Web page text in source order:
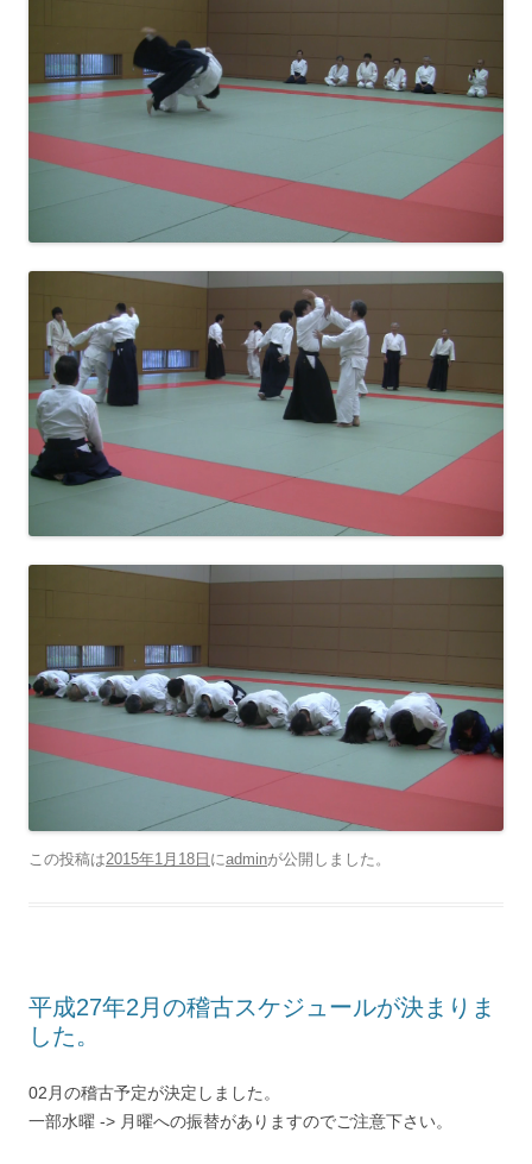
この投稿は2015年1月18日 にadminが公開しました 。
平成27年2月の稽古スケジュールが決まりま
した。
02月の稽古予定が決定しました。
一部水曜 -> 月曜への振替がありますのでご注意下さい。